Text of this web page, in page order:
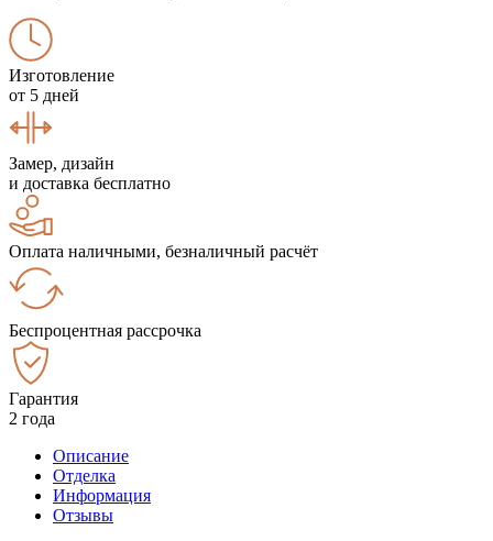
Изготовление
от 5 дней
Замер, дизайн
и доставка бесплатно
Оплата наличными, безналичный расчёт
Беспроцентная рассрочка
Гарантия
2 года
Описание
Отделка
Информация
Отзывы